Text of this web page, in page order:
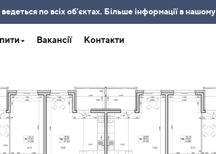
по всіх об'єктах. Більше інформації в нашому
Вакансії Контакти